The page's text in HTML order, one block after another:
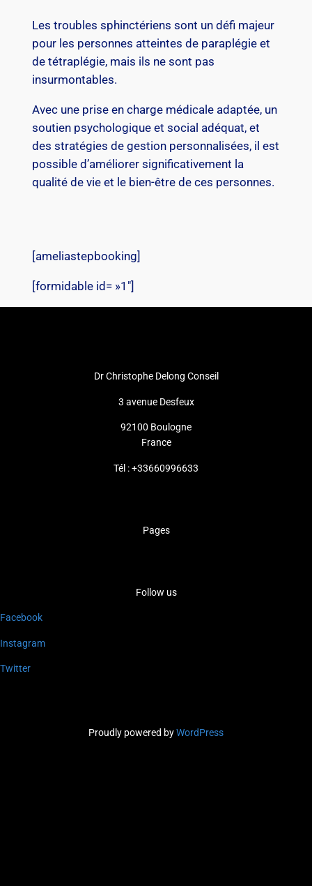
Les troubles sphinctériens sont un défi majeur
pour les personnes atteintes de paraplégie et
de tétraplégie, mais ils ne sont pas
insurmontables.
Avec une prise en charge médicale adaptée, un
soutien psychologique et social adéquat, et
des stratégies de gestion personnalisées, il est
possible d’améliorer significativement la
qualité de vie et le bien-être de ces personnes.
[ameliastepbooking]
[formidable id= »1″]
Dr Christophe Delong Conseil
3 avenue Desfeux
92100 Boulogne
France
Tél : +33660996633
Pages
Follow us
Facebook
Instagram
Twitter
Proudly powered byWordPress